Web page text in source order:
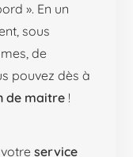
». En un
sous
de
pouvez dès à
de maitre !
votreservice